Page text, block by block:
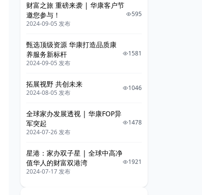
财富之旅 重磅来袭 | 华康客户节
邀您参与！
2024-09-05 发布
595
甄选顶级资源 华康打造品质康
养服务新标杆
2024-09-05 发布
1581
拓展视野 共创未来
2024-08-05 发布
1046
全球家办发展透视 | 华康FOP异
军突起
2024-07-26 发布
1478
星港：家办双子星 | 全球中高净
值华人的财富双港湾
2024-07-17 发布
1921